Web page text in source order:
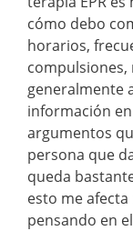
cómo debo
horarios,
compulsiones,
generalmente
información
argumentos
persona que
queda
esto me
pensando en